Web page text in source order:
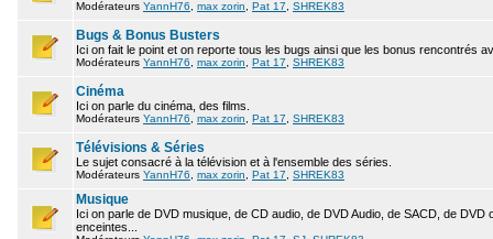
Modérateurs YannH76 max zorin Pat 17 SHREK83
Bugs & Bonus Busters
Ici on fait le point et on reporte tous les bugs ainsi que les bonus rencontrés
Modérateurs YannH76 max zorin Pat 17 SHREK83
Cinéma
Ici on parle du cinéma, des films.
Modérateurs YannH76 max zorin Pat 17 SHREK83
Télévisions & Séries
Le sujet consacré à la télévision et à l'ensemble des séries.
Modérateurs YannH76 max zorin Pat 17 SHREK83
Musique
Ici on parle de DVD musique, de CD audio, de DVD Audio, de SACD, de
enceintes...